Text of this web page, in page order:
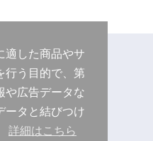
適した商品やサ
行う目的で、第
や広告データな
ータと結びつけ
詳細はこちら